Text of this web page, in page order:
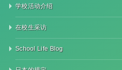
学校活动介绍
在校生采访
School Life Blog